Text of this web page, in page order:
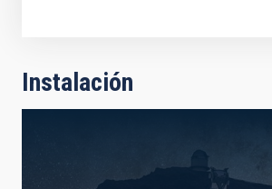
Instalación